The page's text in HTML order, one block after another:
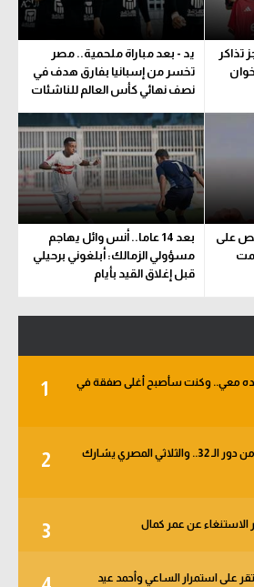
تذاكر
يد - بعد مباراة ملحمية.. مصر
تخسر من إسبانيا بفارق هدف في
نصف نهائي كأس العالم للناشئات
على
بعد 14 عاما.. أنس وائل يهاجم
مسؤولي الزمالك: أبلغوني برحيلي
قبل إغلاق القيد بأيام
1
بوعده معي.. وكنت سأصبح أغلى صفقة في
2
خبر في الجول - الأهلي يبدأ من دور الـ 32.. والثلاثي المصري يشارك
3 الاستنغاء عن عمر كمال
على استمرار الساعي وأحمد عيد